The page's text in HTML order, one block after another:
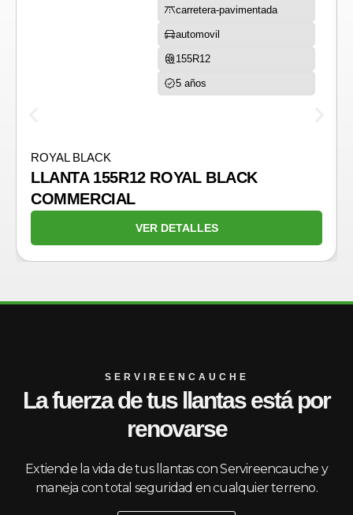
carretera-pavimentada
automovil
155R12
5 años
ROYAL BLACK
LLANTA 155R12 ROYAL BLACK
COMMERCIAL
VER DETALLES
SERVIREENCAUCHE
La fuerza de tus llantas está por
renovarse
Extiende la vida de tus llantas con Servireencauche y
maneja con total seguridad en cualquier terreno.